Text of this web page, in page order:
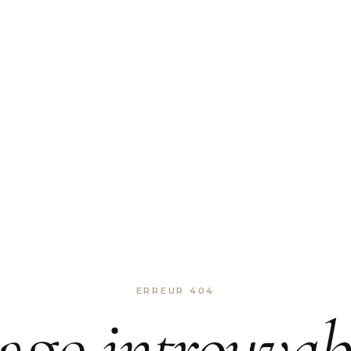
ERREUR 404